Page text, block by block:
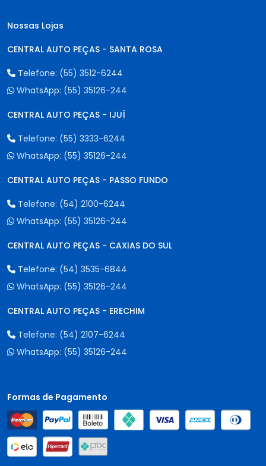
Nossas Lojas
CENTRAL AUTO PEÇAS - SANTA ROSA
Telefone: (55) 3512-6244
WhatsApp: (55) 35126-244
CENTRAL AUTO PEÇAS - IJUÍ
Telefone: (55) 3333-6244
WhatsApp: (55) 35126-244
CENTRAL AUTO PEÇAS - PASSO FUNDO
Telefone: (54) 2100-6244
WhatsApp: (55) 35126-244
CENTRAL AUTO PEÇAS - CAXIAS DO SUL
Telefone: (54) 3535-6844
WhatsApp: (55) 35126-244
CENTRAL AUTO PEÇAS - ERECHIM
Telefone: (54) 2107-6244
WhatsApp: (55) 35126-244
Formas de Pagamento